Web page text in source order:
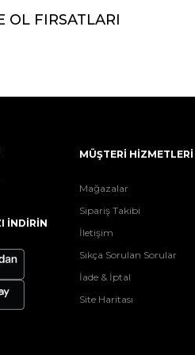
OL FIRSATLARI
İNDİRİN
MÜŞTERİ HİZMETLERİ
Mağazalar
Sipariş Takibi
İletişim
Sıkça Sorulan Sorular
İade & İptal
Site Haritası